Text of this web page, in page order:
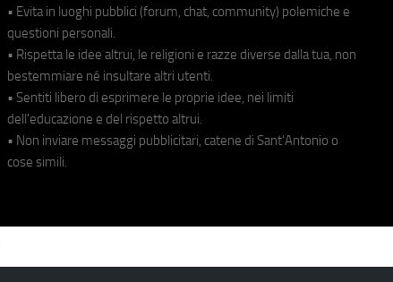
• Evita in luoghi pubblici (forum, chat, community) polemiche e
questioni personali.
• Rispetta le idee altrui, le religioni e razze diverse dalla tua, non
bestemmiare né insultare altri utenti.
• Sentiti libero di esprimere le proprie idee, nei limiti
dell'educazione e del rispetto altrui.
• Non inviare messaggi pubblicitari, catene di Sant'Antonio o
cose simili.